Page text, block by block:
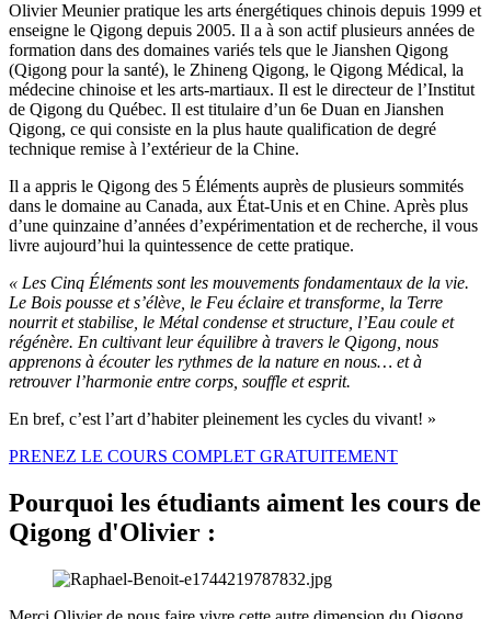
Olivier Meunier pratique les arts énergétiques chinois depuis 1999 et
enseigne le Qigong depuis 2005. Il a à son actif plusieurs années de
formation dans des domaines variés tels que le Jianshen Qigong
(Qigong pour la santé), le Zhineng Qigong, le Qigong Médical, la
médecine chinoise et les arts-martiaux. Il est le directeur de l’Institut
de Qigong du Québec. Il est titulaire d’un 6e Duan en Jianshen
Qigong, ce qui consiste en la plus haute qualification de degré
technique remise à l’extérieur de la Chine.
Il a appris le Qigong des 5 Éléments auprès de plusieurs sommités
dans le domaine au Canada, aux État-Unis et en Chine. Après plus
d’une quinzaine d’années d’expérimentation et de recherche, il vous
livre aujourd’hui la quintessence de cette pratique.
« Les Cinq Éléments sont les mouvements fondamentaux de la vie.
Le Bois pousse et s’élève, le Feu éclaire et transforme, la Terre
nourrit et stabilise, le Métal condense et structure, l’Eau coule et
régénère. En cultivant leur équilibre à travers le Qigong, nous
apprenons à écouter les rythmes de la nature en nous… et à
retrouver l’harmonie entre corps, souffle et esprit.
En bref, c’est l’art d’habiter pleinement les cycles du vivant! »
PRENEZ LE COURS COMPLET GRATUITEMENT
Pourquoi les étudiants aiment les cours de
Qigong d'Olivier :